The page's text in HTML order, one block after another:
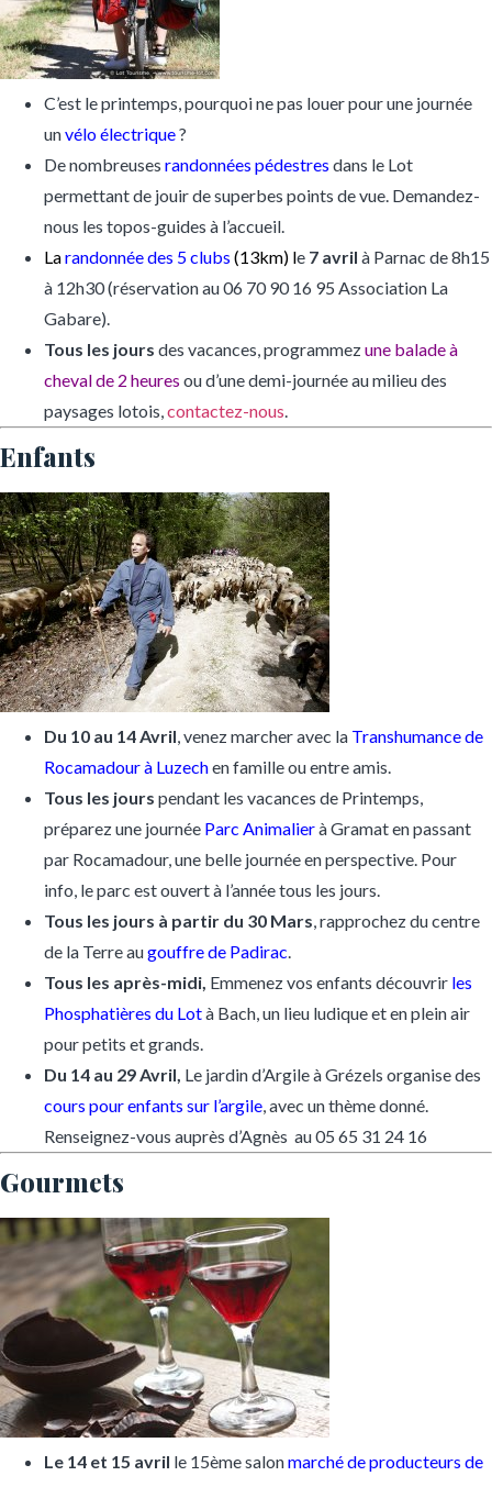
C’est le printemps, pourquoi ne pas louer pour une journée
unvélo électrique?
De nombreuses randonnées pédestres dans le Lot
permettant de jouir de superbes points de vue. Demandez-
nous les topos-guides à l’accueil.
Larandonnée des 5 clubs (13km) le 7 avril à Parnac de 8h15
à 12h30 (réservation au 06 70 90 16 95 Association La
Gabare).
Tous les jours des vacances, programmezune balade à
cheval de 2 heures ou d’une demi-journée au milieu des
paysages lotois,contactez-nous.
Enfants
Du 10 au 14Avril, venez marcher avec la Transhumance de
Rocamadour à Luzechen famille ou entre amis.
Tous les jours pendant les vacances de Printemps,
préparez une journée Parc Animalierà Gramat en passant
par Rocamadour, une belle journée en perspective. Pour
info, le parc est ouvert à l’année tous les jours.
Tous les jours à partir du 30 Mars, rapprochez du centre
de la Terre augouffre de Padirac.
Tous les après-midi, Emmenez vos enfants découvrir les
Phosphatières du Lotà Bach, un lieu ludique et en plein air
pour petits et grands.
Du 14 au 29 Avril, Le jardin d’Argile à Grézels organise des
cours pour enfants sur l’argile, avec un thème donné.
Renseignez-vous auprès d’Agnès au 05 65 31 24 16
Gourmets
Le 14 et 15 avril le 15ème salonmarché de producteurs de